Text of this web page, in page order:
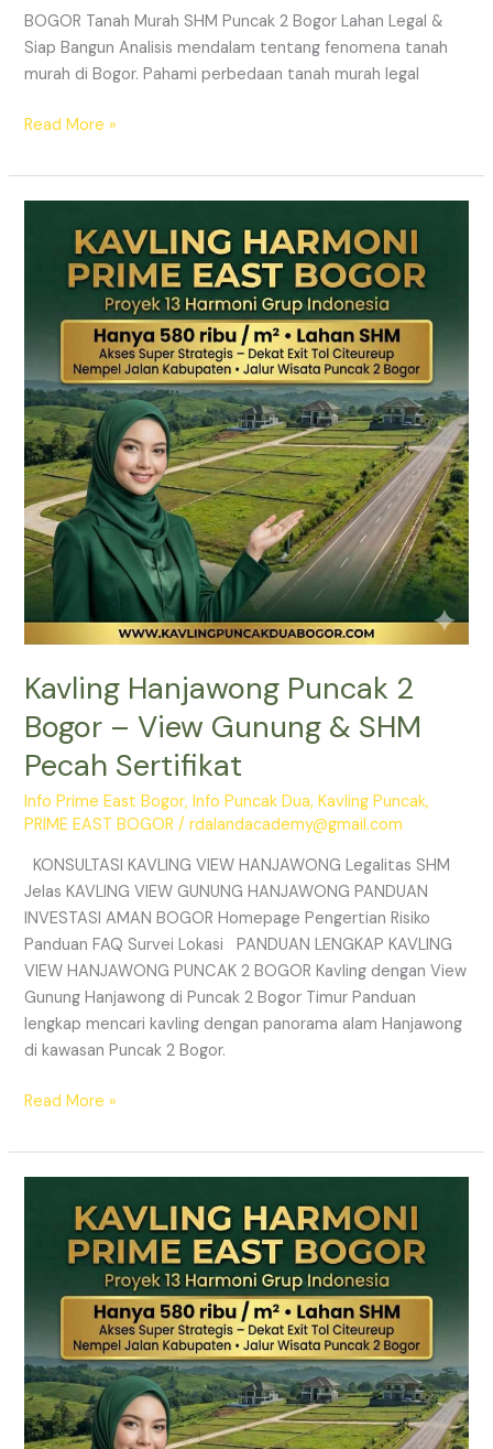
BOGOR Tanah Murah SHM Puncak 2 Bogor Lahan Legal &
Siap Bangun Analisis mendalam tentang fenomena tanah
murah di Bogor. Pahami perbedaan tanah murah legal
Read More »
Kavling Hanjawong Puncak 2
Bogor – View Gunung & SHM
Pecah Sertifikat
Info Prime East Bogor,Info Puncak Dua,Kavling Puncak,
PRIME EAST BOGOR /rdalandacademy@gmail.com
KONSULTASI KAVLING VIEW HANJAWONG Legalitas SHM
Jelas KAVLING VIEW GUNUNG HANJAWONG PANDUAN
INVESTASI AMAN BOGOR Homepage Pengertian Risiko
Panduan FAQ Survei Lokasi PANDUAN LENGKAP KAVLING
VIEW HANJAWONG PUNCAK 2 BOGOR Kavling dengan View
Gunung Hanjawong di Puncak 2 Bogor Timur Panduan
lengkap mencari kavling dengan panorama alam Hanjawong
di kawasan Puncak 2 Bogor.
Hanjawong
Puncak
Bogor
Gunung
&
SHM
Pecah
Sertifikat
Read More »
Puncak
Jalur
Wisata